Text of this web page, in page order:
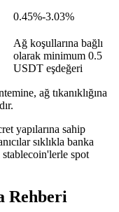
0.45%-3.03%
Ağ koşullarına bağlı
olarak minimum 0.5
USDT eşdeğeri
ağ tıkanıklığına
yapılarına sahip
sıklıkla banka
spot
Rehberi